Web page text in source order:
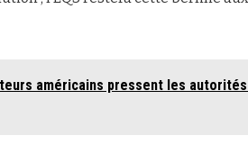
américains pressent les autorités